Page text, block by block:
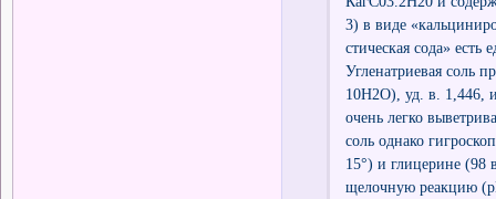
3) в виде
стическая сода»
Угленатриевая соль
10Н2О), уд. в. 1,446,
очень легко
соль однако
15°) и глицерине (98
щелочную реакцию